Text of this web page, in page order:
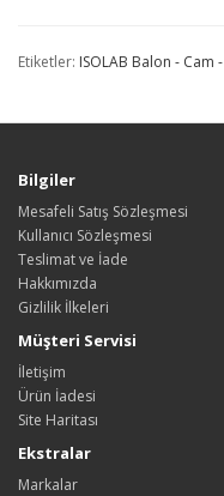
Etiketler: ISOLAB Balon -
Bilgiler
Mesafeli Satış Sözleşmesi
Kullanıcı Sözleşmesi
Teslimat ve İade
Hakkımızda
Gizlilik İlkeleri
Müşteri Servisi
İletişim
Ürün İadesi
Site Haritası
Ekstralar
Markalar